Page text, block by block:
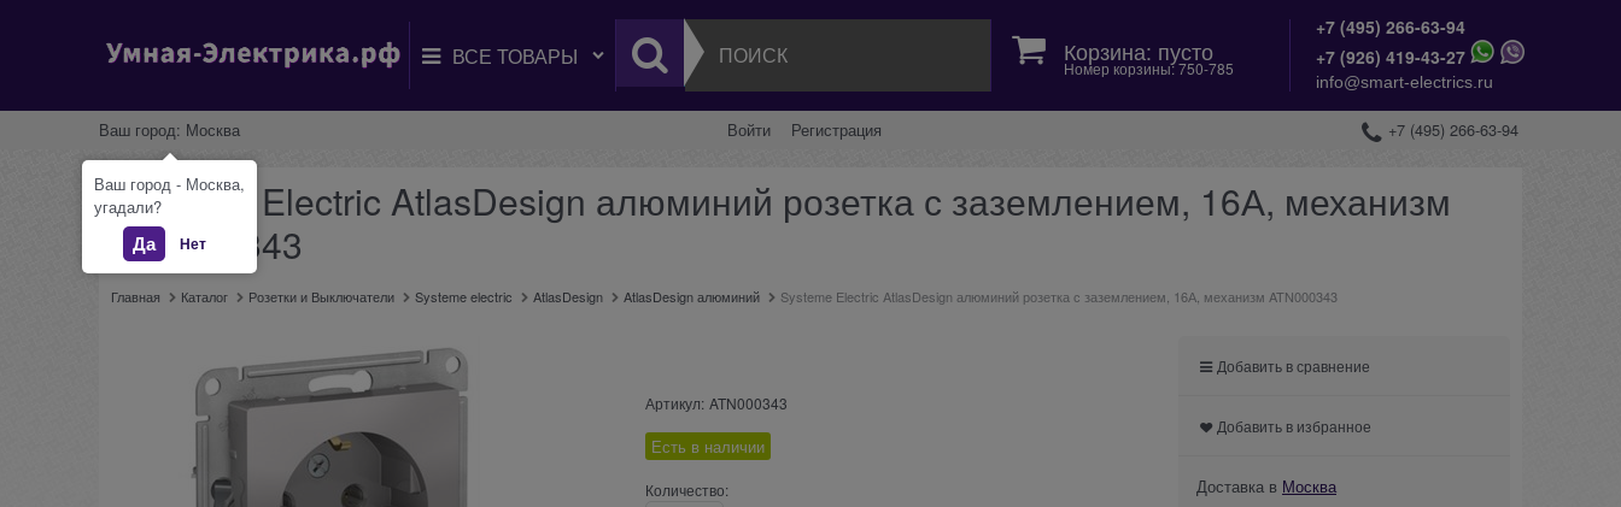
Корзина: пусто
Номер корзины: 750-785
+7 (495) 266-63-94
+7 (926) 419-43-27
info@smart-electrics.ru
Ваш город: Москва Войти Регистрация +7 (495) 266-63-94
Systeme Electric AtlasDesign алюминий розетка с заземлением, 16А, механизм
ATN000343
Главная Каталог Розетки и Выключатели Systeme electric AtlasDesign AtlasDesign алюминий Systeme Electric AtlasDesign алюминий розетка с заземлением, 16А, механизм ATN000343
Артикул: ATN000343
Есть в наличии
Количество:
Добавить в сравнение
Добавить в избранное
Доставка в Москва
Ваш город - Москва,
угадали?
Да Нет